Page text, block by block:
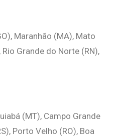
Maranhão (MA), Mato
Grande do Norte (RN),
(MT), Campo Grande
Porto Velho (RO), Boa